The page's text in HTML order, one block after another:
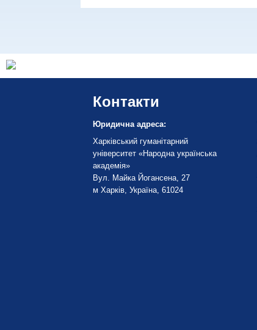
Контакти
Юридична адреса:
Харківський гуманітарний
університет «Народна українська
академія»
Вул. Майка Йогансена, 27
м Харків, Україна, 61024